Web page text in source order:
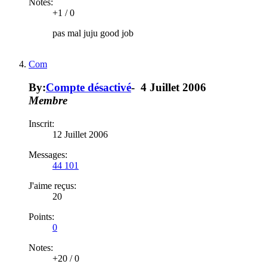
Notes:
+1 /0
pas mal juju good job
Com
By:Compte désactivé- 4 Juillet 2006
Membre
Inscrit:
12 Juillet 2006
Messages:
44 101
J'aime reçus:
20
Points:
0
Notes:
+20 /0